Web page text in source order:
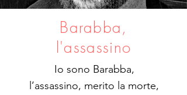
Barabba,
l'assassino
Io sono Barabba,
l’assassino, merito la morte,